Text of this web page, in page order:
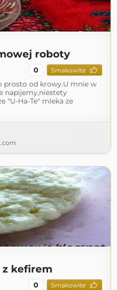
roboty
0 Smakowite
prosto od krowy.U mnie w
napijemy,niestety
"U-Ha-Te" mleka ze
kefirem
0 Smakowite